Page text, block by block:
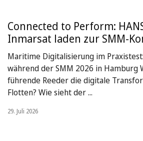
Connected to Perform:
Inmarsat laden zur SMM-
Maritime Digitalisierung im
während der SMM 2026 in Hamburg
führende Reeder die digitale
Flotten? Wie sieht der ...
29. Juli 2026